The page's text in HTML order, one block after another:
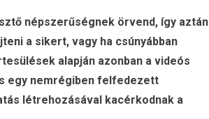
népszerűségnek örvend, így aztán
a sikert, vagy ha csúnyábban
alapján azonban a videós
egy nemrégiben felfedezett
létrehozásával kacérkodnak a